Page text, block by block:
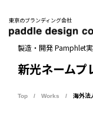
東京のブランディング会社
製造・開発 Pamphlet
新光ネームプ
Top Works 海外法